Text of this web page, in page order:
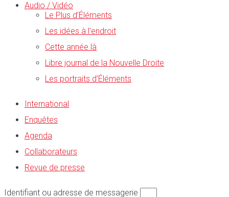
Audio / Vidéo
Le Plus d’Éléments
Les idées à l’endroit
Cette année là
Libre journal de la Nouvelle Droite
Les portraits d’Éléments
International
Enquêtes
Agenda
Collaborateurs
Revue de presse
Identifiant ou adresse de messagerie